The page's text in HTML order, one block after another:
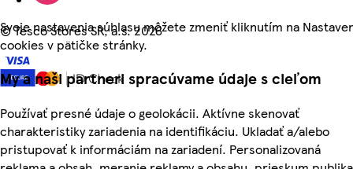
Svoje nastavenia súhlasu môžete zmeniť kliknutím na
cookies v pätičke stránky.
My a naši partneri spracúvame údaje s cieľom
Používať presné údaje o geolokácii. Aktívne skenovať
charakteristiky zariadenia na identifikáciu. Ukladať a/alebo
pristupovať k informáciám na zariadení. Personalizovaná
©Tesco Stores SR, a.s. 2026